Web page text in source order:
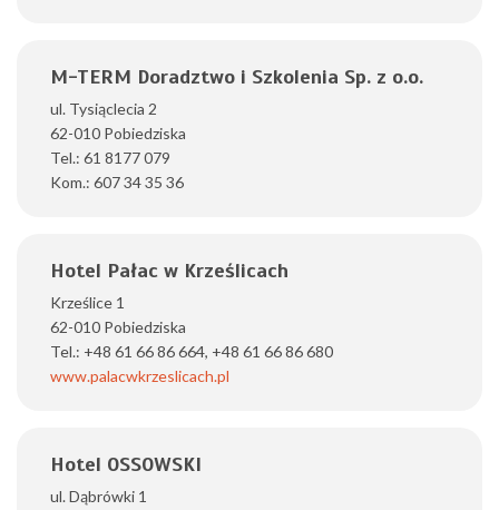
M-TERM Doradztwo i Szkolenia Sp. z o.o.
ul. Tysiąclecia 2
62-010 Pobiedziska
Tel.: 61 8177 079
Kom.: 607 34 35 36
Hotel Pałac w Krześlicach
Krześlice 1
62-010 Pobiedziska
Tel.: +48 61 66 86 664, +48 61 66 86 680
www.palacwkrzeslicach.pl
Hotel OSSOWSKI
ul. Dąbrówki 1